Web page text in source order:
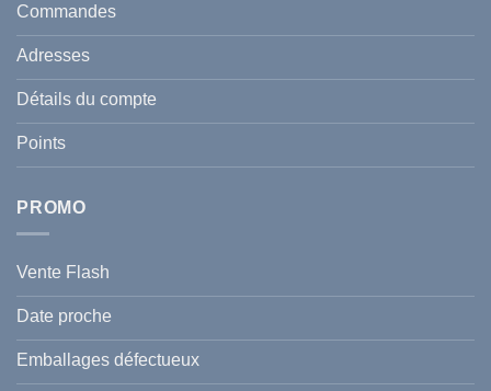
et
celle
de
votre
famille
durant
l’été
2026
?
Tunisie
Guide
pour
Traiter
Prévenir
Commandes
Adresses
Détails du compte
Points
PROMO
Vente Flash
Date proche
Emballages défectueux